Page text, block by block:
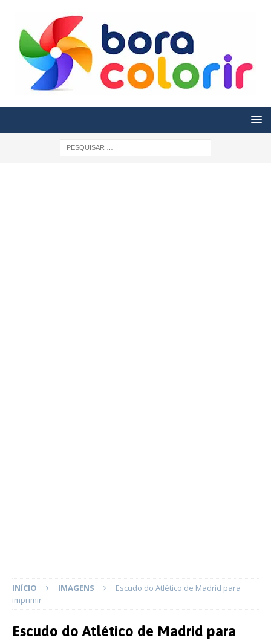
INÍCIO IMAGENS
Escudo do Atlético de Madrid para
imprimir
Escudo do Atlético de Madrid para